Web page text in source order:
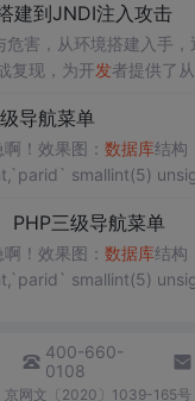
建到JNDI注入攻击
危害，从环境搭建入手
复现，为开发者提供了
导航菜单
！效果图： 数据库结构
smallint(5)
PHP三级导航菜单
！效果图： 数据库结构
smallint(5)
400-660-
0108
京网文〔2020〕1039-165号